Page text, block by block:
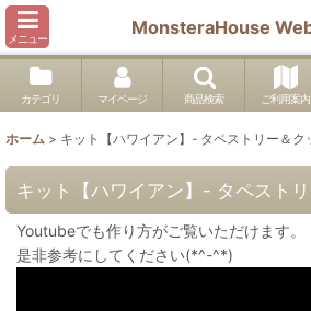
メニュー
MonsteraHouse
カテゴリ マイページ 商品検索 ご利用案内
ホーム > キット【ハワイアン】- タペストリー＆ク
キット【ハワイアン】- タペスト
Youtubeでも作り方がご覧いただけます。
是非参考にしてください(*^-^*)